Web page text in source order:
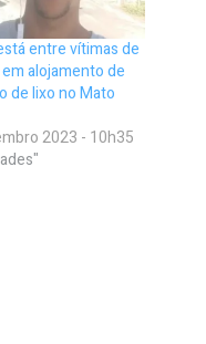
entre vítimas de
alojamento de
de lixo no Mato
2023 - 10h35